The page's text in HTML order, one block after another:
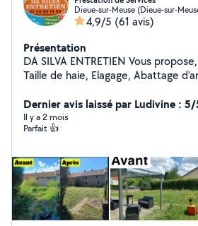
Dieue-sur-Meuse (Dieue-sur-
4,9/5 (61 avis)
Présentation
DA SILVA ENTRETIEN Vous propose, Tonte de pelouse,
Taille de haie, Elagage, Abattage d'arbres,
Rénovation Nettoyage, Démoussage de Toiture,
Facade, Terrasse, Peinture géneral Interieur, Exterieur
Transport et retrait de marchandises, colis
Bois, Gravats, Déchets verts,
Débarras de vos locaux; Maison,
Cave, Grenier, Jardins, ect.. N'hésitez pas à me
contacter pour toute demande. DA SILVA ENTRETIEN à
VOTRE SERVICE
Dernier avis laissé par Ludivine : 5/
Il y a 2 mois
Parfait 👍